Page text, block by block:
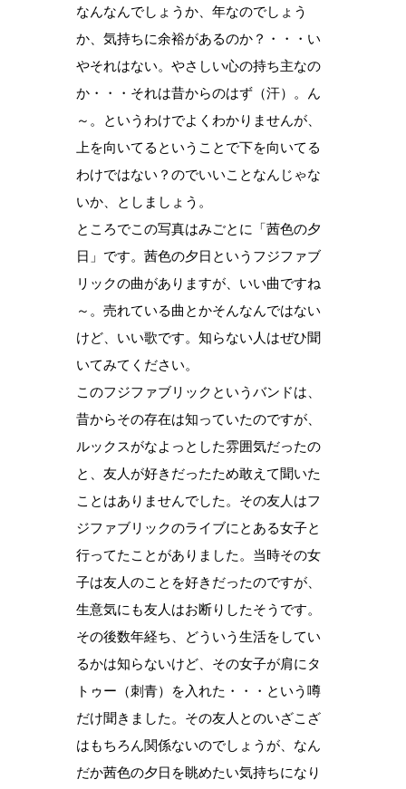
なんなんでしょうか、年なのでしょう
か、気持ちに余裕があるのか？・・・い
やそれはない。やさしい心の持ち主なの
か・・・それは昔からのはず（汗）。ん
～。というわけでよくわかりませんが、
上を向いてるということで下を向いてる
わけではない？のでいいことなんじゃな
いか、としましょう。
ところでこの写真はみごとに「茜色の夕
日」です。茜色の夕日というフジファブ
リックの曲がありますが、いい曲ですね
～。売れている曲とかそんなんではない
けど、いい歌です。知らない人はぜひ聞
いてみてください。
このフジファブリックというバンドは、
昔からその存在は知っていたのですが、
ルックスがなよっとした雰囲気だったの
と、友人が好きだったため敢えて聞いた
ことはありませんでした。その友人はフ
ジファブリックのライブにとある女子と
行ってたことがありました。当時その女
子は友人のことを好きだったのですが、
生意気にも友人はお断りしたそうです。
その後数年経ち、どういう生活をしてい
るかは知らないけど、その女子が肩にタ
トゥー（刺青）を入れた・・・という噂
だけ聞きました。その友人とのいざこざ
はもちろん関係ないのでしょうが、なん
だか茜色の夕日を眺めたい気持ちになり